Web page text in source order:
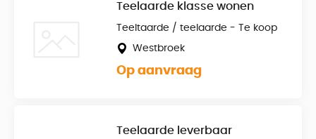
Teelaarde klasse wonen
Teeltaarde / teelaarde - Te koop
Westbroek
Op aanvraag
Teelaarde leverbaar